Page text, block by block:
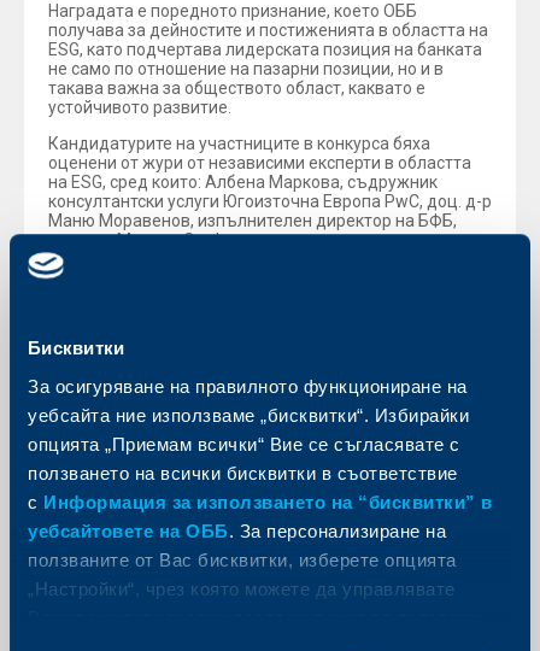
Бисквитки
За осигуряване на правилното функциониране на
уебсайта ние използваме „бисквитки“. Избирайки
опцията „Приемам всички“ Вие се съгласявате с
ползването на всички бисквитки в съответствие
с Информация за използването на “бисквитки” в
уебсайтовете на ОББ. За персонализиране на
ползваните от Вас бисквитки, изберете опцията
„Настройки“, чрез която можете да управлявате
Наградата е поредното признание, което ОББ
получава за дейностите и постиженията в областта на
ESG, като подчертава лидерската позиция на банката
не само по отношение на пазарни позиции, но и в
такава важна за обществото област, каквато е
устойчивото развитие.
Кандидатурите на участниците в конкурса бяха
оценени от жури от независими експерти в областта
на ESG, сред които: Албена Маркова, съдружник
консултантски услуги Югоизточна Европа PwC, доц. д-р
Маню Моравенов, изпълнителен директор на БФБ,
доц. д-р Марина Стефанова, заместник декан на
Стопанския факултет на СУ „Св. Климент Охридски“,
Саша Безуханова, основател на MOVE.BG, Светлин
на групата на Европейската инвестиционна банка в
„Политика и икономика“ в Капитал, по методология,
разработена от PwC България.
Церемонията по награждаването на победителите в
„ESG Awards 2024“ се проведе на 30.10.2024 г. в Гранд
Обратно към всички новини